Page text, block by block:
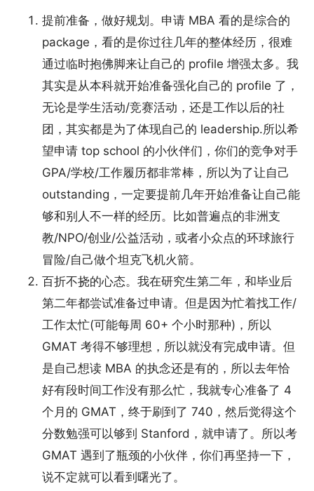
提前准备，做好规划。申请 MBA 看的是综合的
package，看的是你过往几年的整体经历，很难
通过临时抱佛脚来让自己的 profile 增强太多。我
其实是从本科就开始准备强化自己的 profile 了，
无论是学生活动/竞赛活动，还是工作以后的社
团，其实都是为了体现自己的 leadership.所以希
望申请 top school 的小伙伴们，你们的竞争对手
GPA/学校/工作履历都非常棒，所以为了让自己
outstanding，一定要提前几年开始准备让自己能
够和别人不一样的经历。比如普遍点的非洲支
教/NPO/创业/公益活动，或者小众点的环球旅行
冒险/自己做个坦克飞机火箭。
百折不挠的心态。我在研究生第二年，和毕业后
第二年都尝试准备过申请。但是因为忙着找工作/
工作太忙(可能每周 60+ 个小时那种)，所以
GMAT 考得不够理想，所以就没有完成申请。但
是自己想读 MBA 的执念还是有的，所以去年恰
好有段时间工作没有那么忙，我就专心准备了 4
个月的 GMAT，终于刷到了 740，然后觉得这个
分数勉强可以够到 Stanford，就申请了。所以考
GMAT 遇到了瓶颈的小伙伴，你们再坚持一下，
说不定就可以看到曙光了。